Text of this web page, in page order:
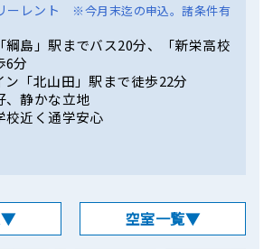
ーレント ※今月末迄の申込。諸条件有
島」駅までバス20分、「新栄高校
6分
「北山田」駅まで徒歩22分
静かな立地
近く通学安心
▼ 空室一覧▼